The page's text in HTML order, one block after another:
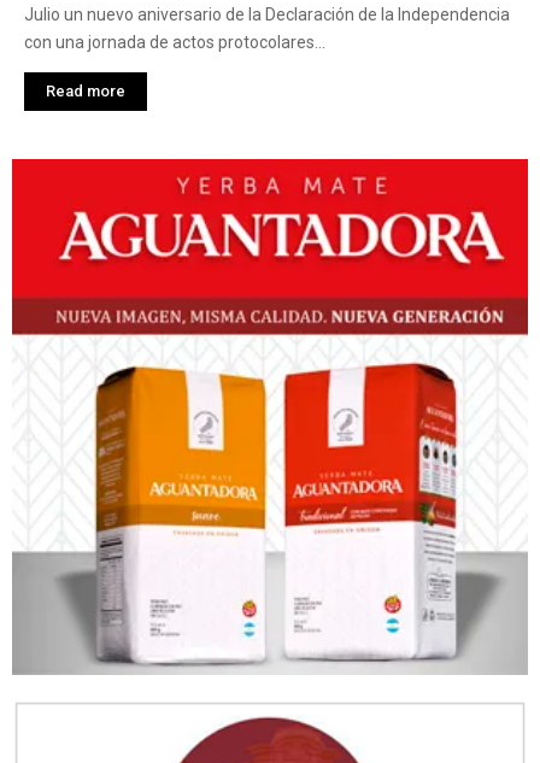
Julio un nuevo aniversario de la Declaración de la Independencia
con una jornada de actos protocolares...
Read more